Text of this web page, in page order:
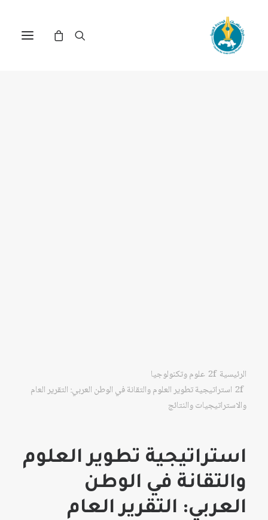
الرئيسية
علوم وتكنولوجيا
استراتيجية تطوير العلوم والتقانة في الوطن العربي: التقرير العام
والاستراتيجيات والنتائج
استراتيجية تطوير العلوم
والتقانة في الوطن
العربي: التقرير العام